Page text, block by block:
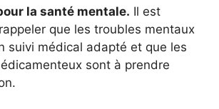
la santé mentale. Il est
que les troubles mentaux
suivi médical adapté et que les
sont à prendre